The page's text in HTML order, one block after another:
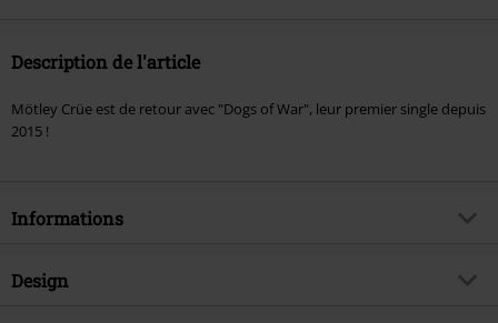
Description de l'article
Mötley Crüe est de retour avec "Dogs of War", leur premier single depuis
2015 !
Informations
Article n°.
Design